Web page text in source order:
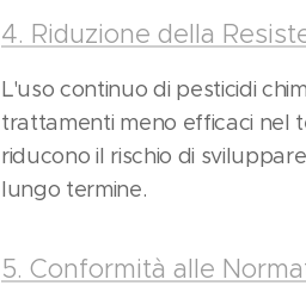
4. Riduzione della
L'uso continuo di pesticidi
trattamenti meno efficaci nel
riducono il rischio di
lungo termine.
5. Conformità alle